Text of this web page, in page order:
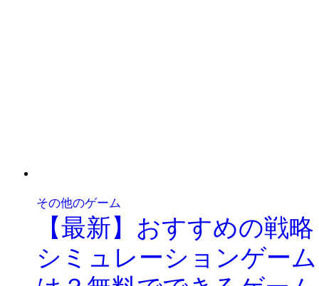
その他のゲーム
【最新】おすすめの戦略
シミュレーションゲーム